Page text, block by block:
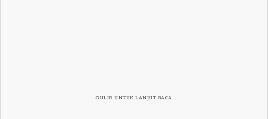
GULIR UNTUK LANJUT BACA